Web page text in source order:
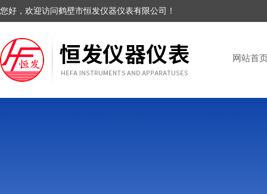
您好，欢迎访问鹤壁市恒发仪器仪表有限公司！
网站首